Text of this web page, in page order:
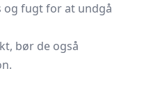
fugt for at undgå
bør de også